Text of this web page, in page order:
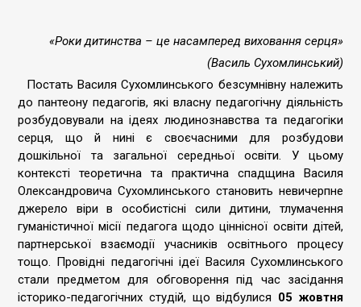
«Роки дитинства – це насамперед виховання серця»
(Василь Сухомлинський)
Постать Василя Сухомлинського безсумнівну належить
до пантеону педагогів, які власну педагогічну діяльність
розбудовували на ідеях людинознавства та педагогіки
серця, що й нині є своєчасними для розбудови
дошкільної та загальної середньої освіти. У цьому
контексті теоретична та практична спадщина Василя
Олександровича Сухомлинського становить невичерпне
джерело віри в особистісні сили дитини, тлумачення
гуманістичної місії педагога щодо ціннісної освіти дітей,
партнерської взаємодії учасників освітнього процесу
тощо. Провідні педагогічні ідеї Василя Сухомлинського
стали предметом для обговорення під час засідання
історико-педагогічних студій, що відбулися 05 жовтня